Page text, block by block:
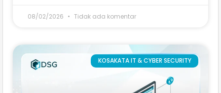
08/02/2026 Tidak ada komentar
KOSAKATA IT & CYBER SECURITY